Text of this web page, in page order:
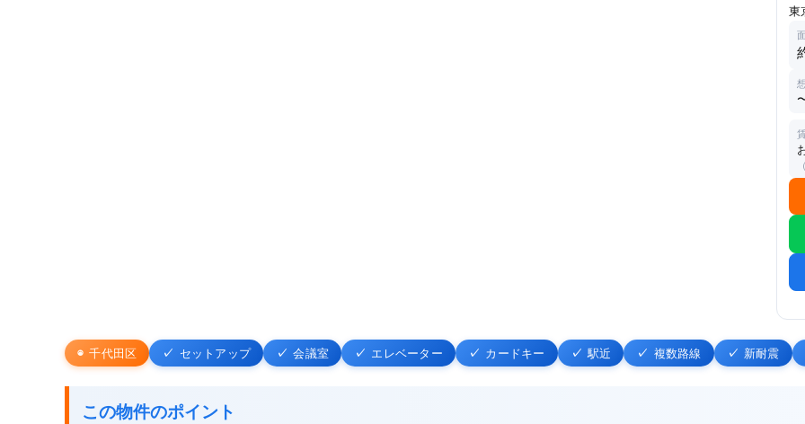
東
千代田区 セットアップ 会議室 エレベーター カードキー 駅近 複数路線 新耐震
この物件のポイント